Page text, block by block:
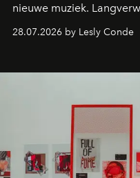
nieuwe muziek.
de releases die je niet
28.07.2026 by Lesly Conde